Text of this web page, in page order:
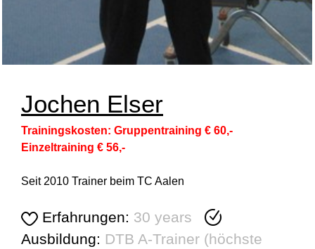
Jochen Elser
Trainingskosten: Gruppentraining € 60,-
Einzeltraining € 56,-
Seit 2010 Trainer beim TC Aalen
Erfahrungen: 30 years
Ausbildung: DTB A-Trainer (höchste